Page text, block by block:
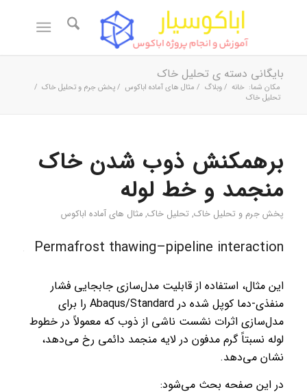
بایگانی دسته ی تحلیل خاک
مکان شما: خانه / وبلاگ / مثال های آماده اباکوس / پخش جرم و تحلیل خاک /
تحلیل خاک
برهمکنش ذوب شدن خاک
منجمد و خط لوله
پخش جرم و تحلیل خاک, تحلیل خاک, مثال های آماده اباکوس
Permafrost thawing–pipeline interaction
این مثال، استفاده از قابلیت مدل‌سازی جابجایی فشار
منفذی-دما کوپل شده در Abaqus/Standard را برای
مدل‌سازی اثرات نشست ناشی از ذوب که معمولاً در خطوط
لوله نسبتاً گرم مدفون در لایه منجمد دائمی رخ می‌دهد،
نشان می‌دهد.
در این صفحه بحث می‌شود: